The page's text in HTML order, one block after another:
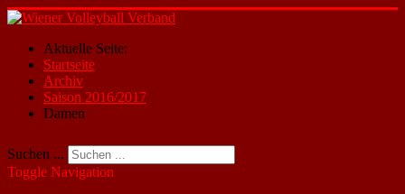
Aktuelle Seite:
Startseite
Archiv
Saison 2016/2017
Damen
Suchen ...
Toggle Navigation